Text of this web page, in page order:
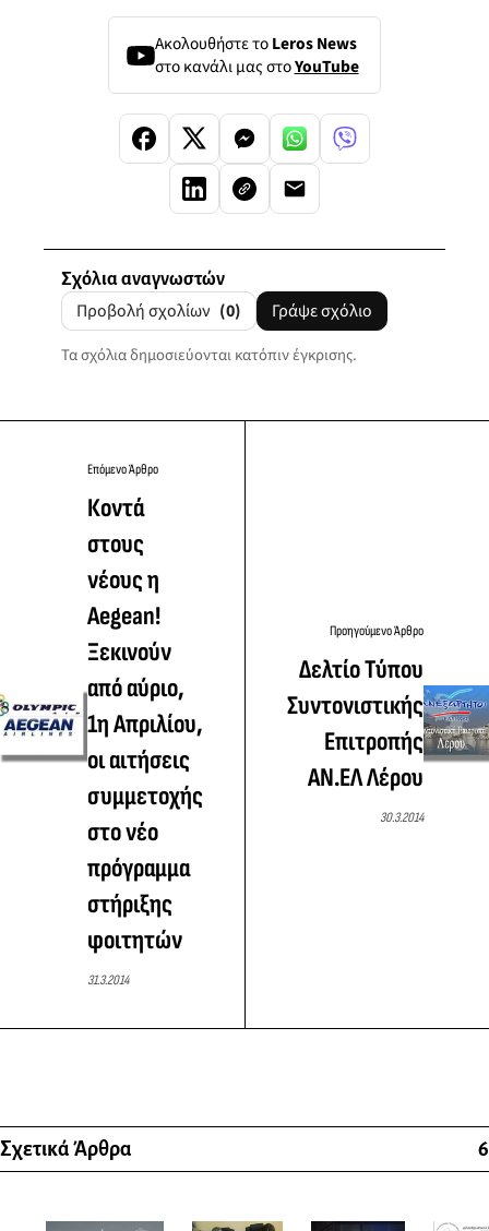
Ακολουθήστε τοLeros News
στο κανάλι μας στοYouTube
Σχόλια αναγνωστών
Προβολή σχολίων (0) Γράψε σχόλιο
Τα σχόλια δημοσιεύονται κατόπιν έγκρισης.
Επόμενο Άρθρο
Κοντά
στους
νέους η
Aegean!
Ξεκινούν
από αύριο,
1η Απριλίου,
οι αιτήσεις
συμμετοχής
στο νέο
πρόγραμμα
στήριξης
φοιτητών
31.3.2014
Προηγούμενο Άρθρο
Δελτίο Τύπου
Συντονιστικής
Επιτροπής
ΑΝ.ΕΛ Λέρου
30.3.2014
Σχετικά Άρθρα 6